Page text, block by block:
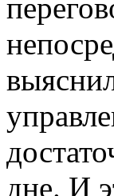
дне. И